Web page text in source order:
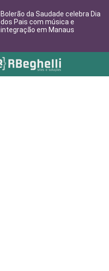
Bolerão da Saudade celebra Dia
dos Pais com música e
integração em Manaus